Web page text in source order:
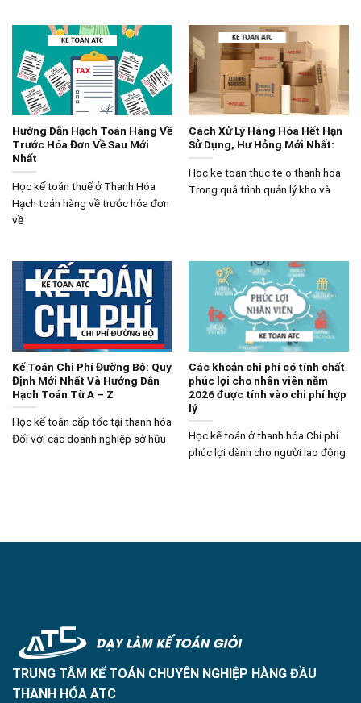
Hướng Dẫn Hạch Toán Hàng Về
Trước Hóa Đơn Về Sau Mới
Nhất
Học kế toán thuế ở Thanh Hóa
Hạch toán hàng về trước hóa đơn
về
Cách Xử Lý Hàng Hóa Hết Hạn
Sử Dụng, Hư Hỏng Mới Nhất:
Hoc ke toan thuc te o thanh hoa
Trong quá trình quản lý kho và
Kế Toán Chi Phí Đường Bộ: Quy
Định Mới Nhất Và Hướng Dẫn
Hạch Toán Từ A – Z
Học kế toán cấp tốc tại thanh hóa
Đối với các doanh nghiệp sở hữu
Các khoản chi phí có tính chất
phúc lợi cho nhân viên năm
2026 được tính vào chi phí hợp
lý
Học kế toán ở thanh hóa Chi phí
phúc lợi dành cho người lao động
TRUNG TÂM KẾ TOÁN CHUYÊN NGHIỆP HÀNG ĐẦU
THANH HÓA ATC